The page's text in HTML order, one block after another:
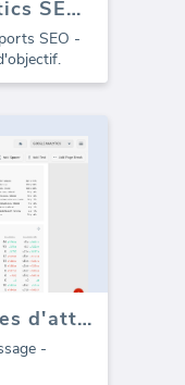
Modèle Google Analytics SEO - Objectifs (Rapport)
SEO -
Google Analytics Pages d'atterrissage (rapport)
-